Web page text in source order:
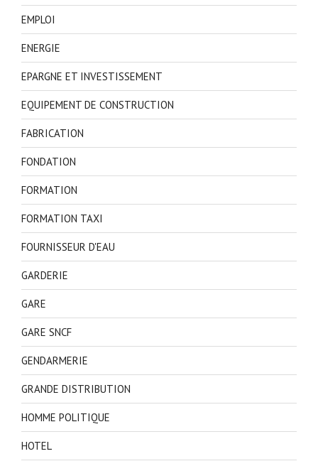
EMPLOI
ENERGIE
EPARGNE ET INVESTISSEMENT
EQUIPEMENT DE CONSTRUCTION
FABRICATION
FONDATION
FORMATION
FORMATION TAXI
FOURNISSEUR D'EAU
GARDERIE
GARE
GARE SNCF
GENDARMERIE
GRANDE DISTRIBUTION
HOMME POLITIQUE
HOTEL